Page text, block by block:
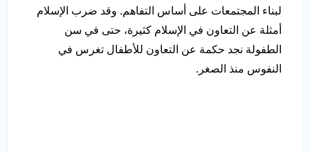
لبناء المجتمعات على أساس التفاهم. وقد ضرب الإسلام
أمثلة عن التعاون في الإسلام كثيرة، حتى في سن
الطفولة نجد حكمة عن التعاون للأطفال تغرس في
النفوس منذ الصغر.